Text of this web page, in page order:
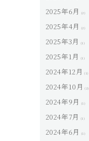
2025年6月 (2)
2025年4月 (2)
2025年3月 (1)
2025年1月 (1)
2024年12月 (1)
2024年10月 (2)
2024年9月 (1)
2024年7月 (1)
2024年6月 (1)